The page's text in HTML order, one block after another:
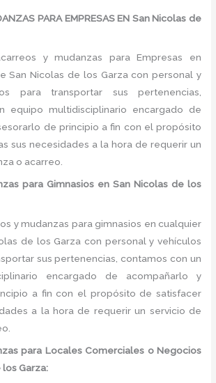
PARA EMPRESAS EN San Nicolas de
y mudanzas para Empresas en
San Nicolas de los Garza con personal y
para transportar sus pertenencias,
equipo multidisciplinario encargado de
de principio a fin con el propósito
sus necesidades a la hora de requerir un
o acarreo.
para Gimnasios en San Nicolas de los
y mudanzas para gimnasios en cualquier
de los Garza con personal y vehículos
sus pertenencias, contamos con un
encargado de acompañarlo y
a fin con el propósito de satisfacer
a la hora de requerir un servicio de
para Locales Comerciales o Negocios
los Garza: